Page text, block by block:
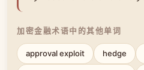
加密金融术语中的其他单词
approval exploit hedge